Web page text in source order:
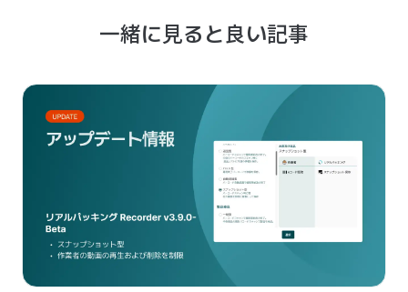
一緒に見ると良い記事